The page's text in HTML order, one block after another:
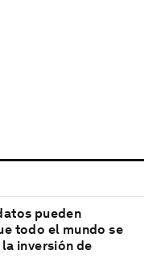
pueden
todo el mundo se
inversión de